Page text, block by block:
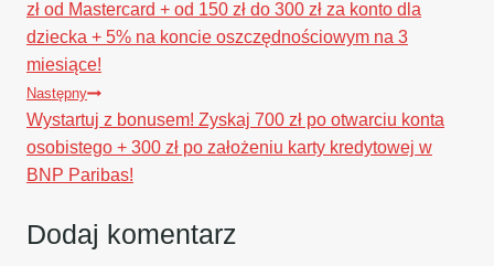
zł od Mastercard + od 150 zł do 300 zł za konto dla
dziecka + 5% na koncie oszczędnościowym na 3
miesiące!
Następny
Wystartuj z bonusem! Zyskaj 700 zł po otwarciu konta
osobistego + 300 zł po założeniu karty kredytowej w
BNP Paribas!
Dodaj komentarz